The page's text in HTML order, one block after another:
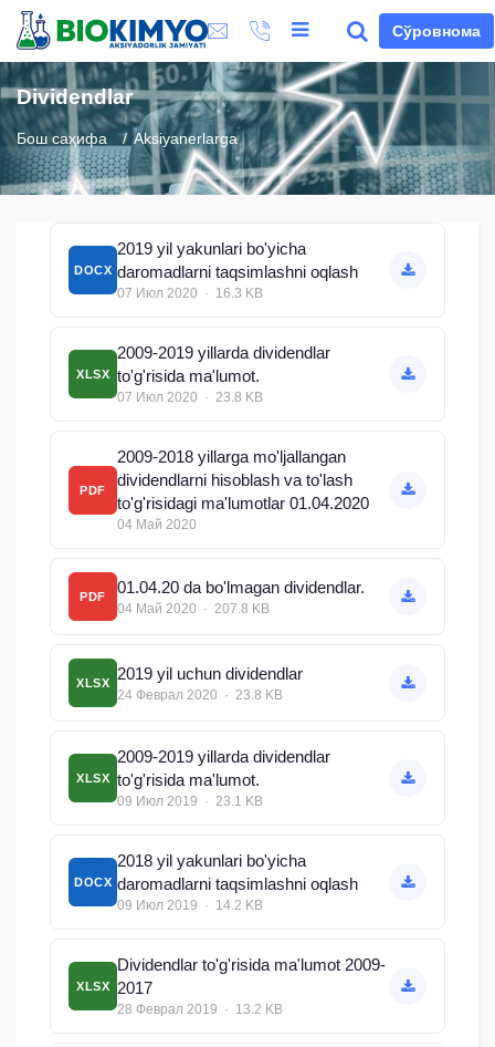
Сўровнома
Dividendlar
Бош саҳифа Aksiyanerlarga
DOCX
2019 yil yakunlari bo'yicha
daromadlarni taqsimlashni oqlash
07 Июл 2020 · 16.3 KB
XLSX
2009-2019 yillarda dividendlar
to'g'risida ma'lumot.
07 Июл 2020 · 23.8 KB
PDF
2009-2018 yillarga mo'ljallangan
dividendlarni hisoblash va to'lash
to'g'risidagi ma'lumotlar 01.04.2020
04 Май 2020
PDF
01.04.20 da bo'lmagan dividendlar.
04 Май 2020 · 207.8 KB
XLSX
2019 yil uchun dividendlar
24 Феврал 2020 · 23.8 KB
XLSX
2009-2019 yillarda dividendlar
to'g'risida ma'lumot.
09 Июл 2019 · 23.1 KB
DOCX
2018 yil yakunlari bo'yicha
daromadlarni taqsimlashni oqlash
09 Июл 2019 · 14.2 KB
XLSX
Dividendlar to'g'risida ma'lumot 2009-
2017
28 Феврал 2019 · 13.2 KB